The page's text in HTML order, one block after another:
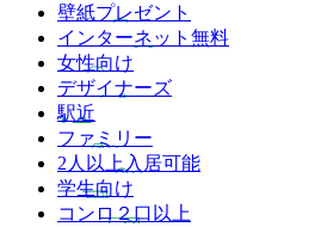
壁紙プレゼント
インターネット無料
女性向け
デザイナーズ
駅近
ファミリー
2人以上入居可能
学生向け
コンロ２口以上